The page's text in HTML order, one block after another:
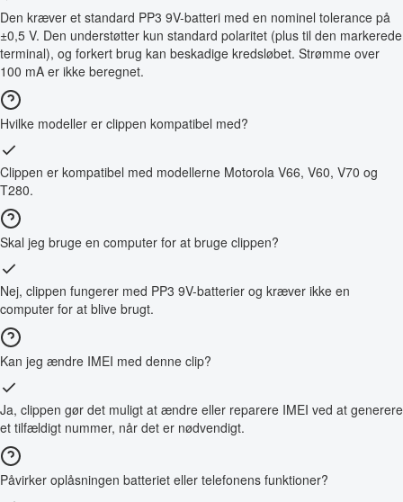
Den kræver et standard PP3 9V-batteri med en nominel tolerance på
±0,5 V. Den understøtter kun standard polaritet (plus til den markerede
terminal), og forkert brug kan beskadige kredsløbet. Strømme over
100 mA er ikke beregnet.
Hvilke modeller er clippen kompatibel med?
Clippen er kompatibel med modellerne Motorola V66, V60, V70 og
T280.
Skal jeg bruge en computer for at bruge clippen?
Nej, clippen fungerer med PP3 9V-batterier og kræver ikke en
computer for at blive brugt.
Kan jeg ændre IMEI med denne clip?
Ja, clippen gør det muligt at ændre eller reparere IMEI ved at generere
et tilfældigt nummer, når det er nødvendigt.
Påvirker oplåsningen batteriet eller telefonens funktioner?